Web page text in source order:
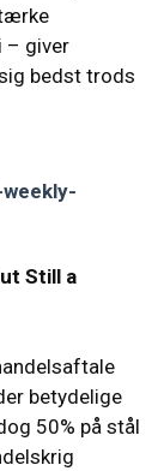
– giver
bedst trods
Still a
betydelige
50% på stål